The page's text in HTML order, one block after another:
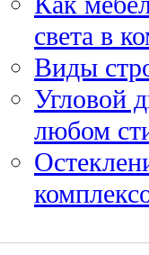
света в
Виды
Угловой
любом